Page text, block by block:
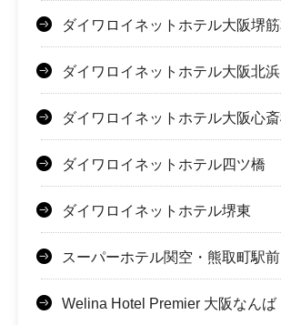
ダイワロイネットホテル大阪堺
ダイワロイネットホテル大阪北浜
ダイワロイネットホテル大阪心
ダイワロイネットホテル四ツ橋
ダイワロイネットホテル堺東
スーパーホテル関空・熊取町駅前
Welina Hotel Premier 大阪なんば